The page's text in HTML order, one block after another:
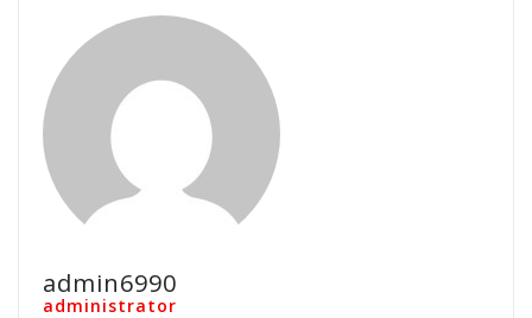
admin6990
administrator